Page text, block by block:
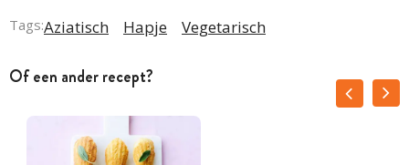
Tags:Aziatisch Hapje Vegetarisch
Of een ander recept?